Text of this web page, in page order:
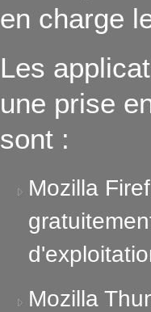
en charge
Les
une prise
sont :
Mozilla
Mozilla